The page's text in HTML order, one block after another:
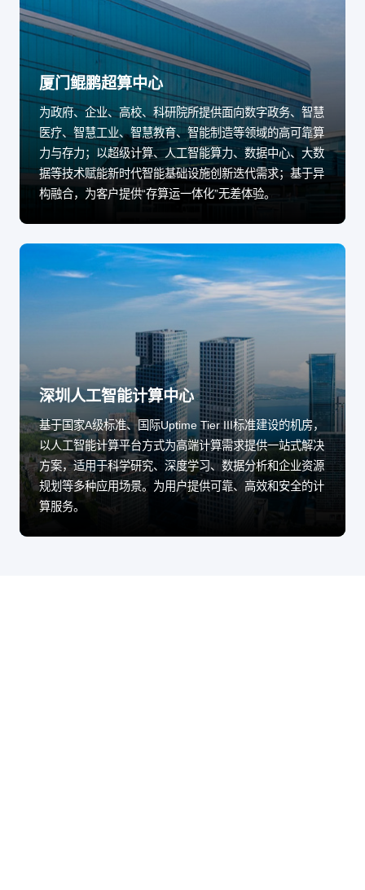
厦门鲲鹏超算中心
为政府、企业、高校、科研院所提供面向数字政务、智慧
医疗、智慧工业、智慧教育、智能制造等领域的高可靠算
力与存力；以超级计算、人工智能算力、数据中心、大数
据等技术赋能新时代智能基础设施创新迭代需求；基于异
构融合，为客户提供“存算运一体化”无差体验。
深圳人工智能计算中心
基于国家A级标准、国际Uptime Tier III标准建设的机房，
以人工智能计算平台方式为高端计算需求提供一站式解决
方案，适用于科学研究、深度学习、数据分析和企业资源
规划等多种应用场景。为用户提供可靠、高效和安全的计
算服务。